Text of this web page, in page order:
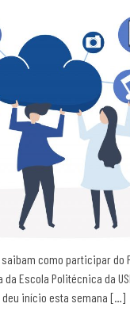
saibam como participar do
da Escola Politécnica da
deu início esta semana […]